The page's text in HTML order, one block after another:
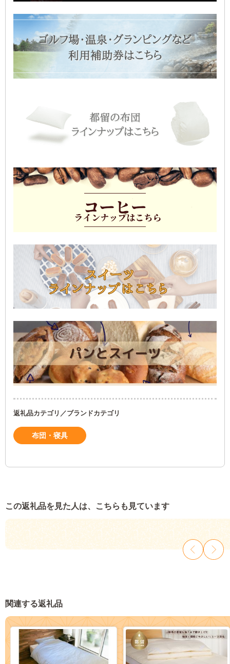
返礼品カテゴリ／ブランドカテゴリ
布団・寝具
この返礼品を見た人は、こちらも見ています
関連する返礼品